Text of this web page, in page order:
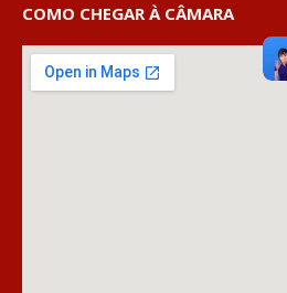
COMO CHEGAR À CÂMARA